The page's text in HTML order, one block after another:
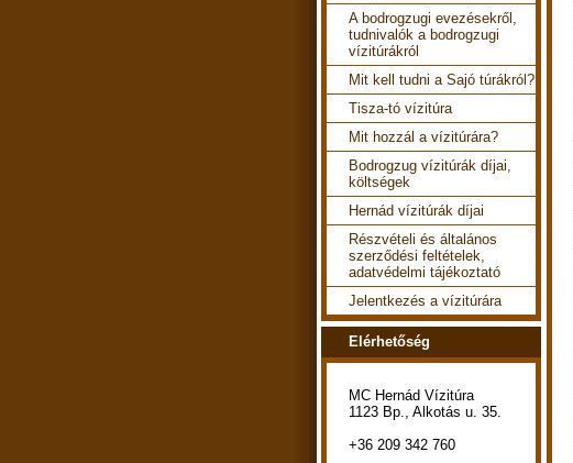
A bodrogzugi evezésekről,
tudnivalók a bodrogzugi
vízitúrákról
Mit kell tudni a Sajó túrákról?
Tisza-tó vízitúra
Mit hozzál a vízitúrára?
Bodrogzug vízitúrák díjai,
költségek
Hernád vízitúrák díjai
Részvételi és általános
szerződési feltételek,
adatvédelmi tájékoztató
Jelentkezés a vízitúrára
Elérhetőség
MC Hernád Vízitúra
1123 Bp., Alkotás u. 35.
+36 209 342 760